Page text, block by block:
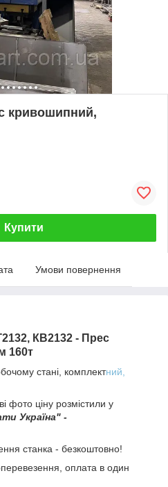
кривошипний,
Купити
Умови повернення
КВ2132 - Прес
160т
стані, комплектний,
фото ціну розмістили у
Україна" -
станка - безкоштовно!
оплата в один